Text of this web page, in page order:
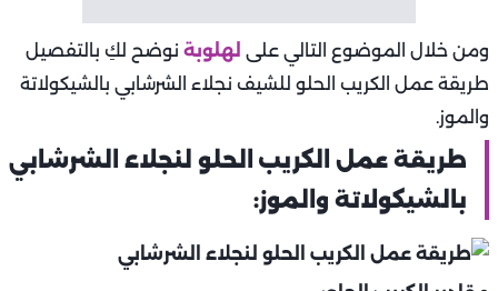
ومن خلال الموضوع التالي على لهلوبة نوضح لكِ بالتفصيل
طريقة عمل الكريب الحلو للشيف نجلاء الشرشابي بالشيكولاتة
والموز.
طريقة عمل الكريب الحلو لنجلاء الشرشابي
بالشيكولاتة والموز: